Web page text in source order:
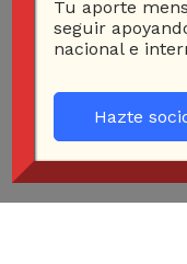
Tu aporte
seguir
nacional e
Hazte